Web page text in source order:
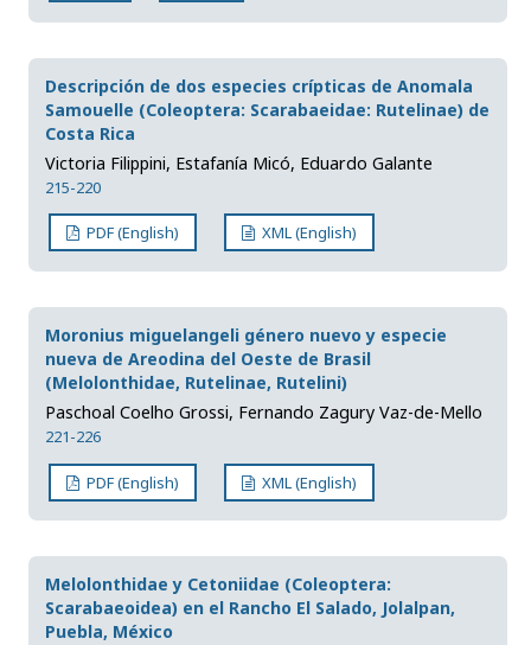
Descripción de dos especies crípticas de Anomala
Samouelle (Coleoptera: Scarabaeidae: Rutelinae) de
Costa Rica
Victoria Filippini, Estafanía Micó, Eduardo Galante
215-220
PDF (English) XML (English)
Moronius miguelangeli género nuevo y especie
nueva de Areodina del Oeste de Brasil
(Melolonthidae, Rutelinae, Rutelini)
Paschoal Coelho Grossi, Fernando Zagury Vaz-de-Mello
221-226
PDF (English) XML (English)
Melolonthidae y Cetoniidae (Coleoptera:
Scarabaeoidea) en el Rancho El Salado, Jolalpan,
Puebla, México